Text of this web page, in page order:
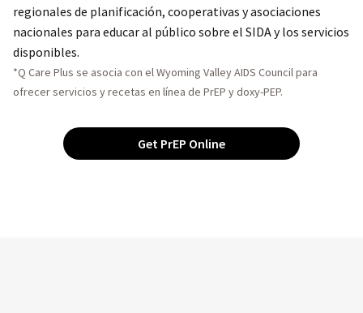
regionales de planificación, cooperativas y asociaciones
nacionales para educar al público sobre el SIDA y los servicios
disponibles.
*Q Care Plus se asocia con el Wyoming Valley AIDS Council para
ofrecer servicios y recetas en línea de PrEP y doxy-PEP.
Get PrEP Online